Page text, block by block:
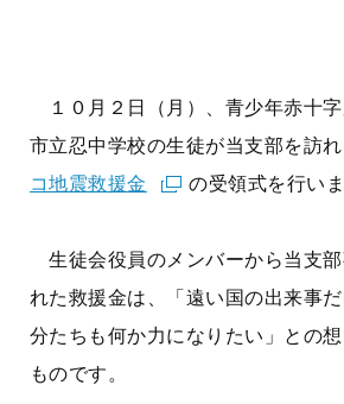
１０月２日（月）、青少年赤十
市立忍中学校の生徒が当支部を訪れ
コ地震救援金
の受領式を行いま
生徒会役員のメンバーから当支
れた救援金は、「遠い国の出来事
分たちも何か力になりたい」との
ものです。